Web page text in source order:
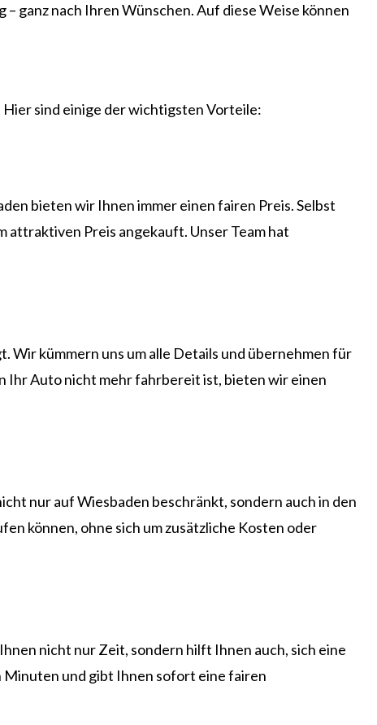
ganz nach Ihren Wünschen. Auf diese Weise können
sind einige der wichtigsten Vorteile:
bieten wir Ihnen immer einen fairen Preis. Selbst
attraktiven Preis angekauft. Unser Team hat
kümmern uns um alle Details und übernehmen für
Ihr Auto nicht mehr fahrbereit ist, bieten wir einen
nur auf Wiesbaden beschränkt, sondern auch in den
können, ohne sich um zusätzliche Kosten oder
nicht nur Zeit, sondern hilft Ihnen auch, sich eine
und gibt Ihnen sofort eine fairen